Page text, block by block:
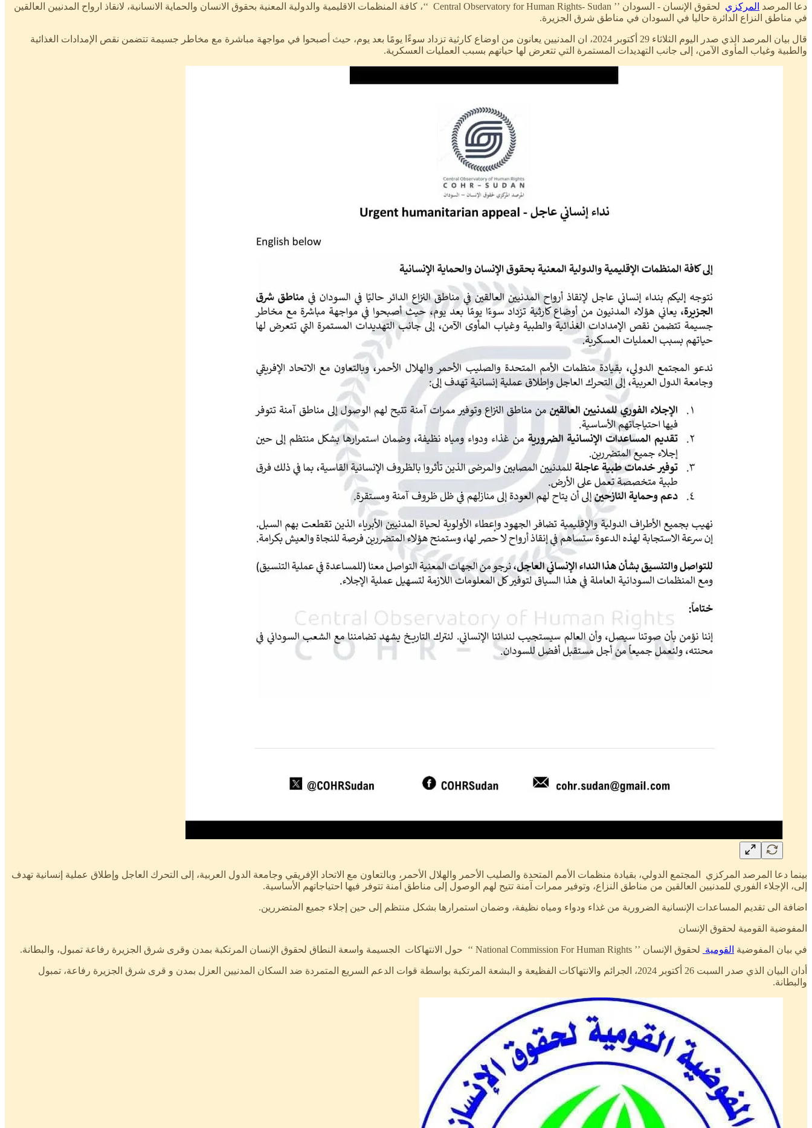
دعا المرصد المركزي
لحقوق الإنسان - السودان ’’ Central Observatory for Human Rights- Sudan ‘‘، كافة المنظمات الاقليمية والدولية المعنية بحقوق الانسان والحماية الانسانية، لانقاذ ارواح المدنيين العالقين
في مناطق النزاع الدائرة حاليا في السودان في مناطق شرق الجزيرة.
قال بيان المرصد الذي صدر اليوم الثلاثاء 29 أكتوبر 2024، ان المدنيين يعانون من اوضاع كارثية تزداد سوءًا يومًا بعد يوم، حيث أصبحوا في مواجهة مباشرة مع مخاطر جسيمة تتضمن نقص الإمدادات الغذائية
والطبية وغياب المأوى الآمن، إلى جانب التهديدات المستمرة التي تتعرض لها حياتهم بسبب العمليات العسكرية.
بينما دعا المرصد المركزي المجتمع الدولي، بقيادة منظمات الأمم المتحدة والصليب الأحمر والهلال الأحمر، وبالتعاون مع الاتحاد الإفريقي وجامعة الدول العربية، إلى التحرك العاجل وإطلاق عملية إنسانية تهدف
إلى، الإجلاء الفوري للمدنيين العالقين من مناطق النزاع، وتوفير ممرات آمنة تتيح لهم الوصول إلى مناطق آمنة تتوفر فيها احتياجاتهم الأساسية.
اضافة الى تقديم المساعدات الإنسانية الضرورية من غذاء ودواء ومياه نظيفة، وضمان استمرارها بشكل منتظم إلى حين إجلاء جميع المتضررين.
المفوضية القومية لحقوق الإنسان
في بيان المفوضية القومية لحقوق الإنسان ’’ National Commission For Human Rights ‘‘ حول الانتهاكات الجسيمة واسعة النطاق لحقوق الإنسان المرتكبة بمدن وقرى شرق الجزيرة رفاعة تمبول، والبطانة.
أدان البيان الذي صدر السبت 26 أكتوبر 2024، الجرائم والانتهاكات الفظيعة و البشعة المرتكبة بواسطة قوات الدعم السريع المتمردة ضد السكان المدنيين العزل بمدن و قرى شرق الجزيرة رفاعة، تمبول
والبطانة.